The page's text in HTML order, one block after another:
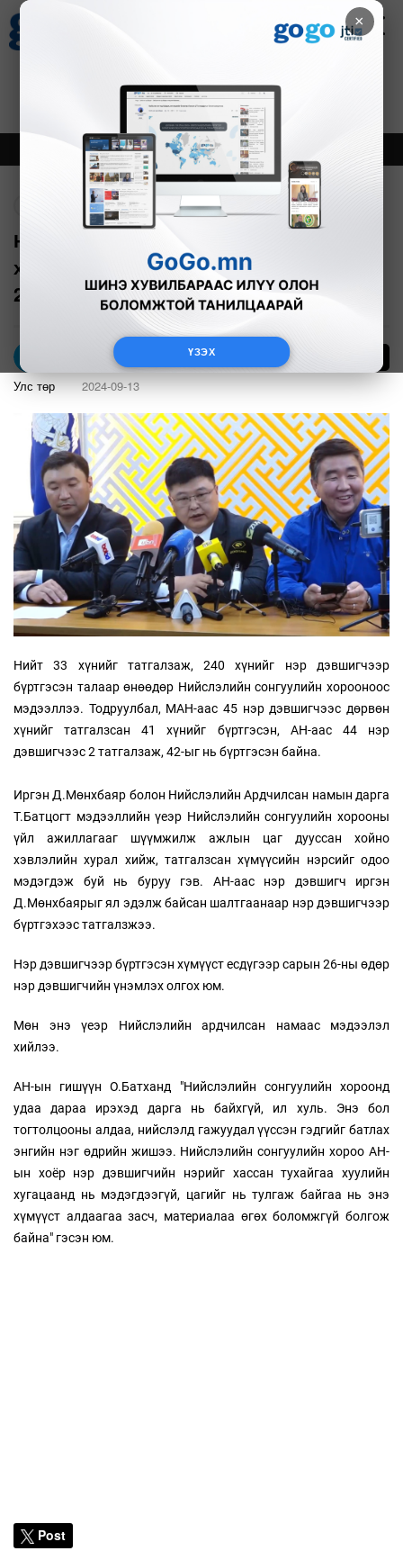
×
ҮЗЭХ
Зурхай
8.08
Онцлох Шинэ
НИТХ-ын сонгуульд нэр дэвших
хүсэлтээ өгсөн 33 хүнээс татгалзаж,
240-ийг нь бүртгэжээ
Улс төр 2024-09-13
Нийт 33 хүнийг татгалзаж, 240 хүнийг нэр дэвшигчээр
бүртгэсэн талаар өнөөдөр Нийслэлийн сонгуулийн хорооноос
мэдээллээ. Тодруулбал, МАН-аас 45 нэр дэвшигчээс дөрвөн
хүнийг татгалзсан 41 хүнийг бүртгэсэн, АН-аас 44 нэр
дэвшигчээс 2 татгалзаж, 42-ыг нь бүртгэсэн байна.
Иргэн Д.Мөнхбаяр болон Нийслэлийн Ардчилсан намын дарга
Т.Батцогт мэдээллийн үеэр Нийслэлийн сонгуулийн хорооны
үйл ажиллагааг шүүмжилж ажлын цаг дууссан хойно
хэвлэлийн хурал хийж, татгалзсан хүмүүсийн нэрсийг одоо
мэдэгдэж буй нь буруу гэв. АН-аас нэр дэвшигч иргэн
Д.Мөнхбаярыг ял эдэлж байсан шалтгаанаар нэр дэвшигчээр
бүртгэхээс татгалзжээ.
Нэр дэвшигчээр бүртгэсэн хүмүүст есдүгээр сарын 26-ны өдөр
нэр дэвшигчийн үнэмлэх олгох юм.
Мөн энэ үеэр Нийслэлийн ардчилсан намаас мэдээлэл
хийлээ.
АН-ын гишүүн О.Батханд "Нийслэлийн сонгуулийн хороонд
удаа дараа ирэхэд дарга нь байхгүй, ил хуль. Энэ бол
тогтолцооны алдаа, нийслэлд гажуудал үүссэн гэдгийг батлах
энгийн нэг өдрийн жишээ. Нийслэлийн сонгуулийн хороо АН-
ын хоёр нэр дэвшигчийн нэрийг хассан тухайгаа хуулийн
хугацаанд нь мэдэгдээгүй, цагийг нь тулгаж байгаа нь энэ
хүмүүст алдаагаа засч, материалаа өгөх боломжгүй болгож
байна" гэсэн юм.
Post